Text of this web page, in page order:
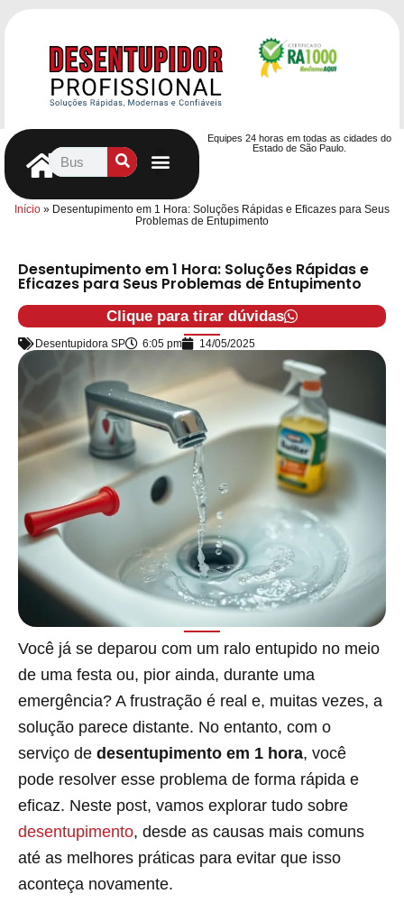
Equipes 24 horas em todas as cidades do
Estado de São Paulo.
Início » Desentupimento em 1 Hora: Soluções Rápidas e Eficazes para Seus
Problemas de Entupimento
Desentupimento em 1 Hora: Soluções Rápidas e
Eficazes para Seus Problemas de Entupimento
Clique para tirar dúvidas
Desentupidora SP 6:05 pm 14/05/2025
Você já se deparou com um ralo entupido no meio
de uma festa ou, pior ainda, durante uma
emergência? A frustração é real e, muitas vezes, a
solução parece distante. No entanto, com o
serviço de desentupimento em 1 hora, você
pode resolver esse problema de forma rápida e
eficaz. Neste post, vamos explorar tudo sobre
desentupimento, desde as causas mais comuns
até as melhores práticas para evitar que isso
aconteça novamente.